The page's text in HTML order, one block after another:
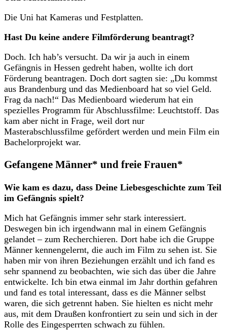
Die Uni hat Kameras und Festplatten.
Hast Du keine andere Filmförderung beantragt?
Doch. Ich hab’s versucht. Da wir ja auch in einem
Gefängnis in Hessen gedreht haben, wollte ich dort
Förderung beantragen. Doch dort sagten sie: „Du kommst
aus Brandenburg und das Medienboard hat so viel Geld.
Frag da nach!“ Das Medienboard wiederum hat ein
spezielles Programm für Abschlussfilme: Leuchtstoff. Das
kam aber nicht in Frage, weil dort nur
Masterabschlussfilme gefördert werden und mein Film ein
Bachelorprojekt war.
Gefangene Männer* und freie Frauen*
Wie kam es dazu, dass Deine Liebesgeschichte zum Teil
im Gefängnis spielt?
Mich hat Gefängnis immer sehr stark interessiert.
Deswegen bin ich irgendwann mal in einem Gefängnis
gelandet – zum Recherchieren. Dort habe ich die Gruppe
Männer kennengelernt, die auch im Film zu sehen ist. Sie
haben mir von ihren Beziehungen erzählt und ich fand es
sehr spannend zu beobachten, wie sich das über die Jahre
entwickelte. Ich bin etwa einmal im Jahr dorthin gefahren
und fand es total interessant, dass es die Männer selbst
waren, die sich getrennt haben. Sie hielten es nicht mehr
aus, mit dem Draußen konfrontiert zu sein und sich in der
Rolle des Eingesperrten schwach zu fühlen.